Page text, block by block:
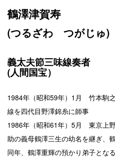
鶴澤津賀寿
(つるざわ つがじゅ)
義太夫節三味線奏者
(人間国宝）
1984年（昭和59年）1月 竹本駒
線を四代目野澤錦糸に師事
1986年（昭和61年）5月 東京上
助の義母鶴澤三生の幼名を継ぎ、
同年、鶴澤重輝の預かり弟子となる